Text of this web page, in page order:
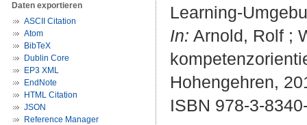
Daten exportieren
ASCII Citation
Atom
BibTeX
Dublin Core
EP3 XML
EndNote
HTML Citation
JSON
Reference Manager
Learning-
In: Arnold, Rolf ;
Hohengehren,
ISBN 978-3-